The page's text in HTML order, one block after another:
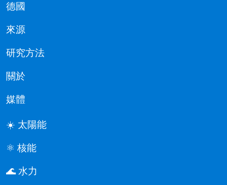
德國
來源
研究方法
關於
媒體
☀️ 太陽能
⚛️ 核能
🌊 水力